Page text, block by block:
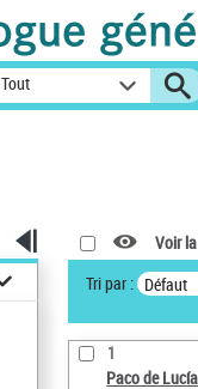
Tout
Voir
Tri par : Défaut
1
Paco de